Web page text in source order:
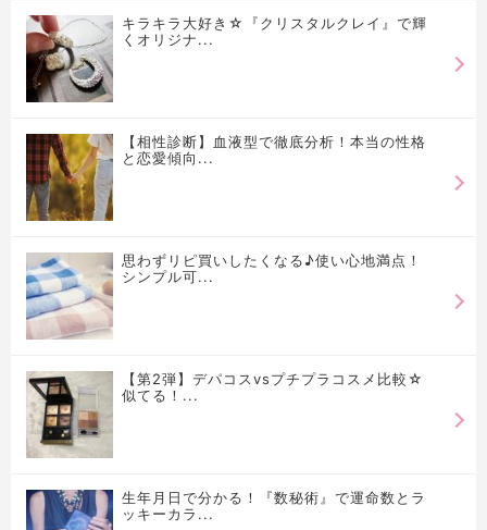
キラキラ大好き☆『クリスタルクレイ』で輝
くオリジナ...
【相性診断】血液型で徹底分析！本当の性格
と恋愛傾向...
思わずリピ買いしたくなる♪使い心地満点！
シンプル可...
【第2弾】デパコスvsプチプラコスメ比較☆
似てる！...
生年月日で分かる！『数秘術』で運命数とラ
ッキーカラ...